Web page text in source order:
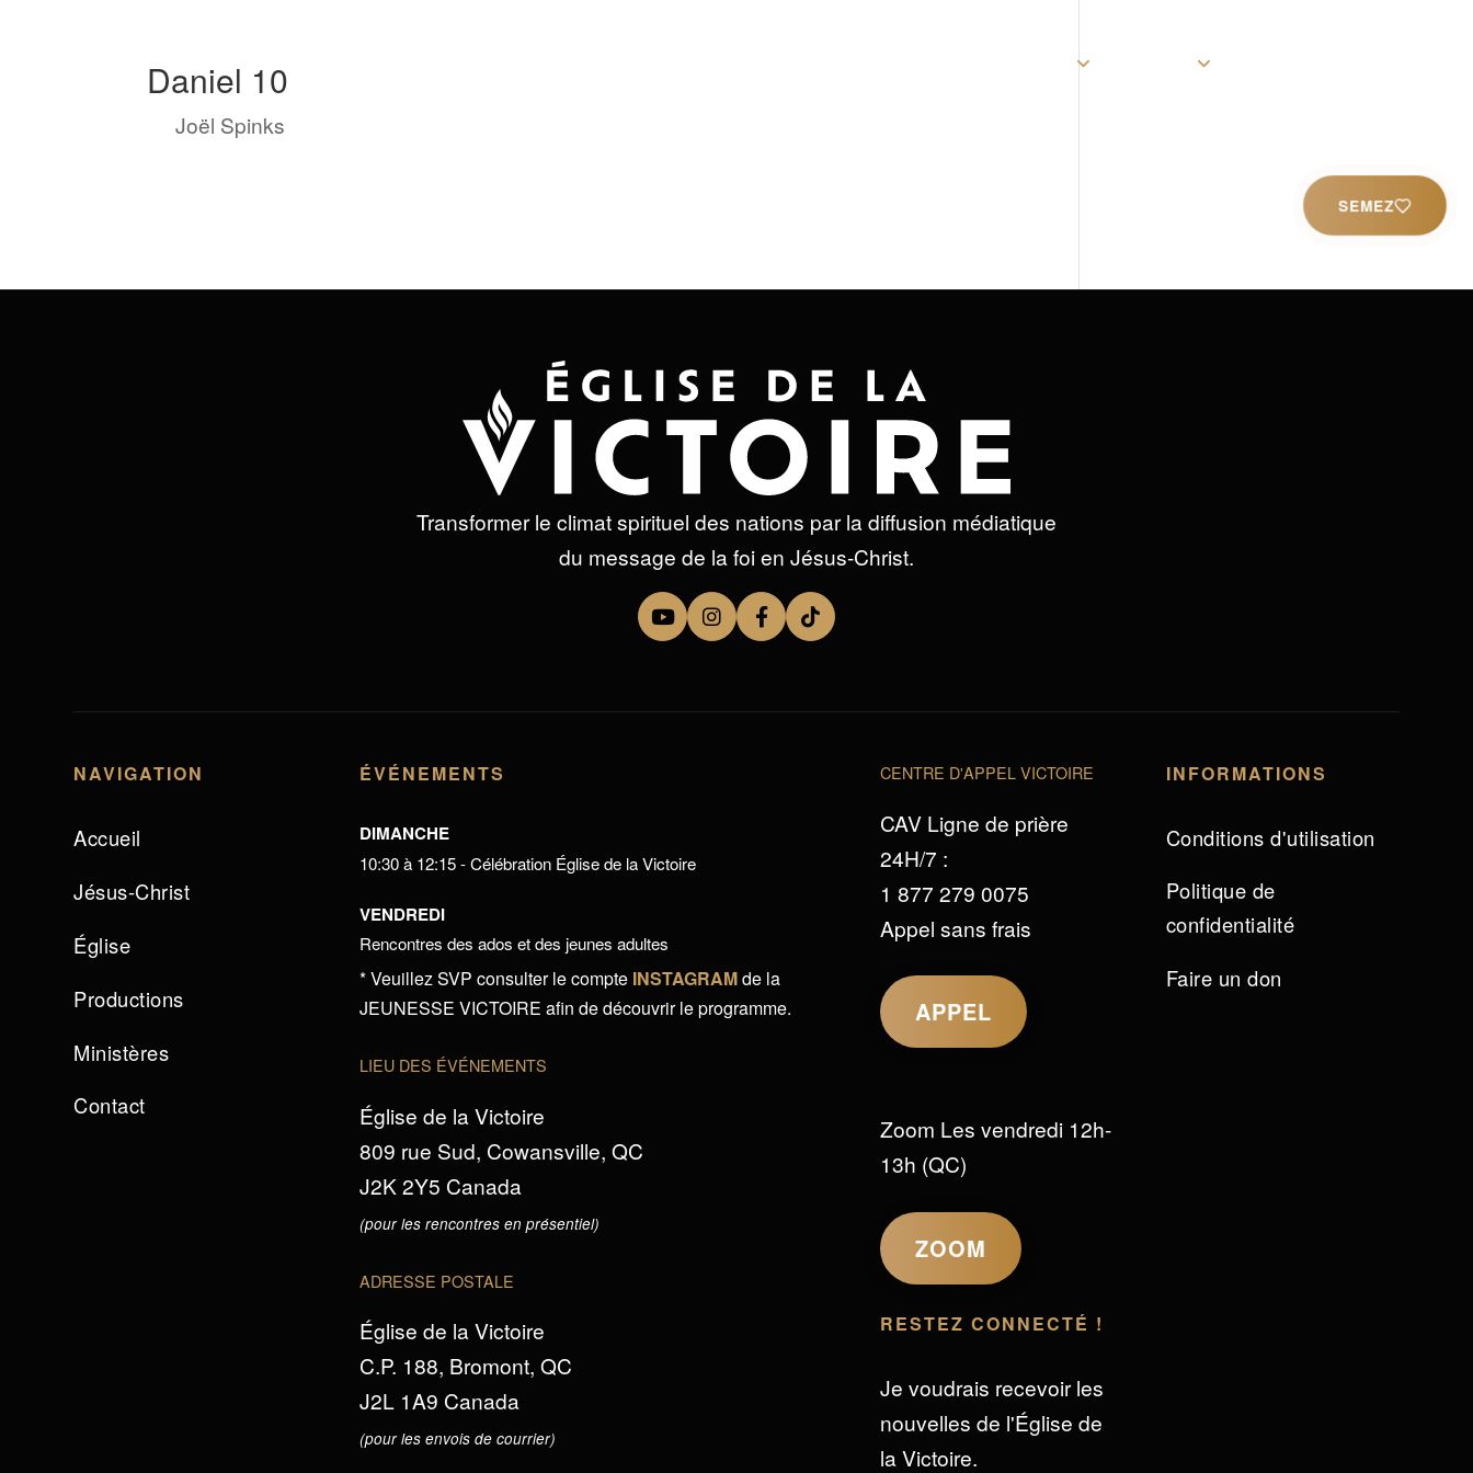
SEMEZ
Daniel 10
byJoël Spinks
Transformer le climat spirituel des nations par la diffusion médiatique
du message de la foi en Jésus-Christ.
NAVIGATION
Accueil
Jésus-Christ
Église
Productions
Ministères
Contact
ÉVÉNEMENTS
DIMANCHE
10:30 à 12:15 - Célébration Église de la Victoire
VENDREDI
Rencontres des ados et des jeunes adultes
* Veuillez SVP consulter le compte INSTAGRAMde la
JEUNESSE VICTOIRE afin de découvrir le programme.
LIEU DES ÉVÉNEMENTS
Église de la Victoire
809 rue Sud, Cowansville, QC
J2K 2Y5 Canada
(pour les rencontres en présentiel)
ADRESSE POSTALE
Église de la Victoire
C.P. 188, Bromont, QC
J2L 1A9 Canada
(pour les envois de courrier)
CENTRE D'APPEL VICTOIRE
CAV Ligne de prière
24H/7 :
1 877 279 0075
Appel sans frais
APPEL
Zoom Les vendredi 12h-
13h (QC)
ZOOM
RESTEZ CONNECTÉ !
Je voudrais recevoir les
nouvelles de l'Église de
la Victoire.
INFORMATIONS
Conditions d'utilisation
Politique de
confidentialité
Faire un don